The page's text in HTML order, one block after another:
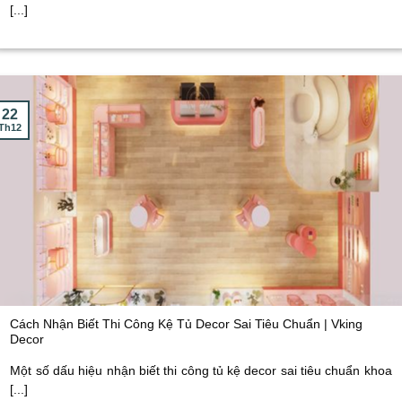
[...]
Cách Nhận Biết Thi Công Kệ Tủ Decor Sai Tiêu Chuẩn | Vking
Decor
Một số dấu hiệu nhận biết thi công tủ kệ decor sai tiêu chuẩn khoa
[...]
22